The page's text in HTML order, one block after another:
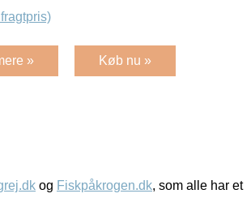
» Køb nu »
og Fiskpåkrogen.dk, som alle har et